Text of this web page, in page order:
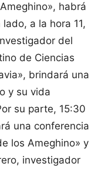
habrá
a la hora 11,
del
de Ciencias
brindará una
y su vida
su parte, 15:30
una conferencia
los Ameghino» y
investigador